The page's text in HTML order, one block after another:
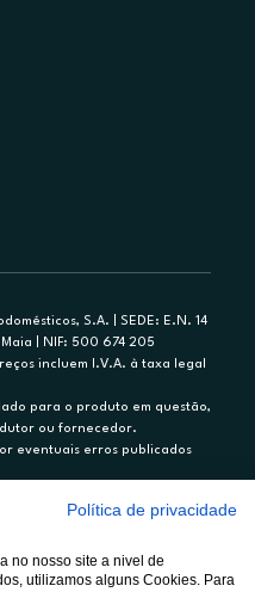
S.A. | SEDE: E.N. 14
| NIF: 500 674 205
incluem I.V.A. à taxa legal
para o produto em questão,
ou fornecedor.
eventuais erros publicados
em 12 meses, TAN
marca BNP Paribas Personal
Política de privacidade
no nosso site a nivel de
utilizamos alguns Cookies. Para